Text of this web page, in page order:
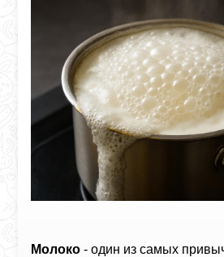
Молоко - один из самых